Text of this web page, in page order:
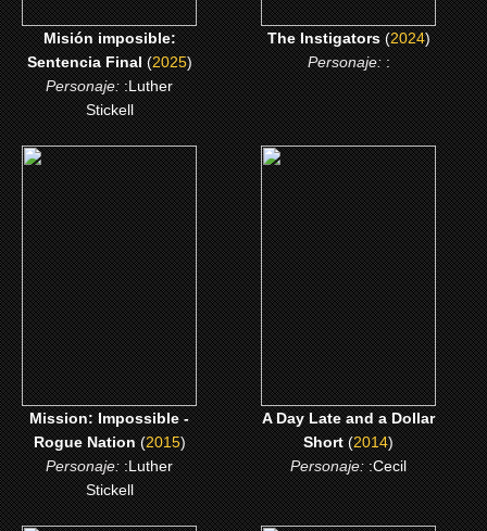
Misión imposible:
Sentencia Final(2025)
Personaje::Luther
Stickell
The Instigators(2024)
Personaje::
(2015)
Mission: Impossible -
Rogue Nation
CLICK ME
Mission: Impossible -
Rogue Nation(2015)
Personaje::Luther
Stickell
(2014)
A Day Late and a Dollar
Short
CLICK ME
A Day Late and a Dollar
Short(2014)
Personaje::Cecil